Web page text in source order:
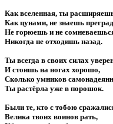
Как вселенная, ты
Как цунами, не знаешь
Не горюешь и не
Никогда не отходишь назад.
Ты всегда в своих силах
И стоишь на ногах хорошо,
Сколько умников
Ты растёрла уже в порошок.
Были те, кто с тобою
Велика твоих воинов рать,